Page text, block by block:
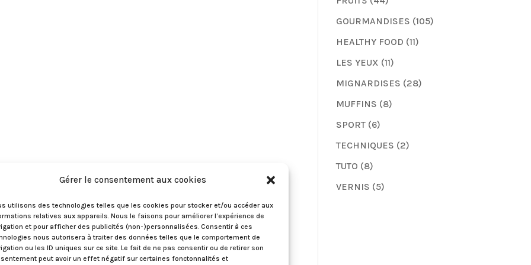
Gérer le consentement aux cookies
utilisons des technologies telles que les cookies pour stocker et/ou accéder aux
relatives aux appareils. Nous le faisons pour améliorer l’expérience de
et pour afficher des publicités (non-)personnalisées. Consentir à ces
nous autorisera à traiter des données telles que le comportement de
ou les ID uniques sur ce site. Le fait de ne pas consentir ou de retirer son
peut avoir un effet négatif sur certaines fonctonnalités et
GOURMANDISES (105)
HEALTHY FOOD (11)
LES YEUX (11)
MIGNARDISES (28)
MUFFINS (8)
SPORT (6)
TECHNIQUES (2)
TUTO (8)
VERNIS (5)